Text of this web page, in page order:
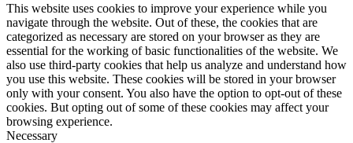
This website uses cookies to improve your experience while you
navigate through the website. Out of these, the cookies that are
categorized as necessary are stored on your browser as they are
essential for the working of basic functionalities of the website. We
also use third-party cookies that help us analyze and understand how
you use this website. These cookies will be stored in your browser
only with your consent. You also have the option to opt-out of these
cookies. But opting out of some of these cookies may affect your
browsing experience.
Necessary